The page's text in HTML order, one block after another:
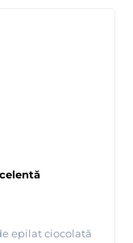
epilat ciocolată